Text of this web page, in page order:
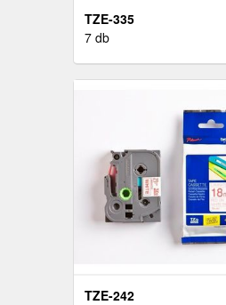
TZE-335
7 db
TZE-242